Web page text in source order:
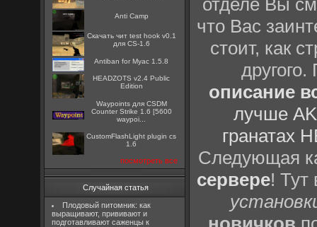
Anti Camp
Скачать чит test hook v0.1
для CS-1.6
Antiban for Myac 1.5.8
HEADZOTS v2.4 Public
Edition
Waypoints для CSDM
Counter Strike 1.6 [5600
waypoi...
CustomFlashLight plugin cs
1.6
посмотреть все
Случайная статья
Плодовый питомник: как
выращивают, прививают и
подготавливают саженцы к
отделе Вы
что Вас
стоит, как
описание
лучше
гранатах
Следующая
сервере! Тут